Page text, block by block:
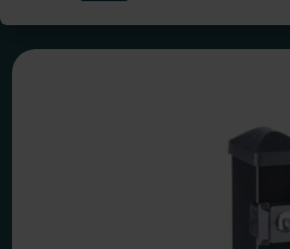
Land